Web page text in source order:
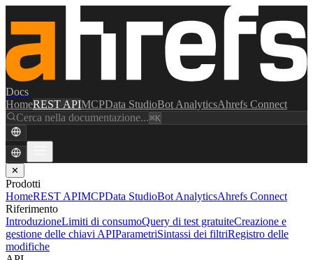
Docs
HomeREST APIMCPData StudioBot AnalyticsAhrefs Connect
Cerca nella documentazione...⌘K
✕
Prodotti
HomeREST APIMCPData StudioBot AnalyticsAhrefs Connect
Riferimento
IntroduzioneLimiti di consumoQuery di test gratuiteCreazione e
gestione delle chiavi APIParametriSintassi dei filtriRegistro delle
modifiche